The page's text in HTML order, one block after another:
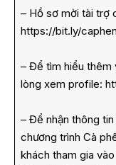
– Hồ sơ mời tài trợ
https://bit.ly/
– Để tìm hiểu thêm
lòng xem profile:
– Để nhận thông
chương trình Cà
khách tham gia